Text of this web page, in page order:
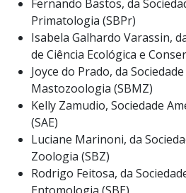
Fernando Bastos, da
Primatologia (SBPr)
Isabela Galhardo Varassin,
de Ciência Ecológica e
Joyce do Prado, da
Mastozoologia (SBMZ)
Kelly Zamudio, Sociedade
(SAE)
Luciane Marinoni, da
Zoologia (SBZ)
Rodrigo Feitosa, da